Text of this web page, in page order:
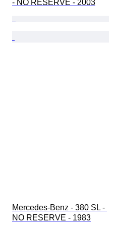
- NO RESERVE - 2003
Mercedes-Benz - 380 SL -
NO RESERVE - 1983